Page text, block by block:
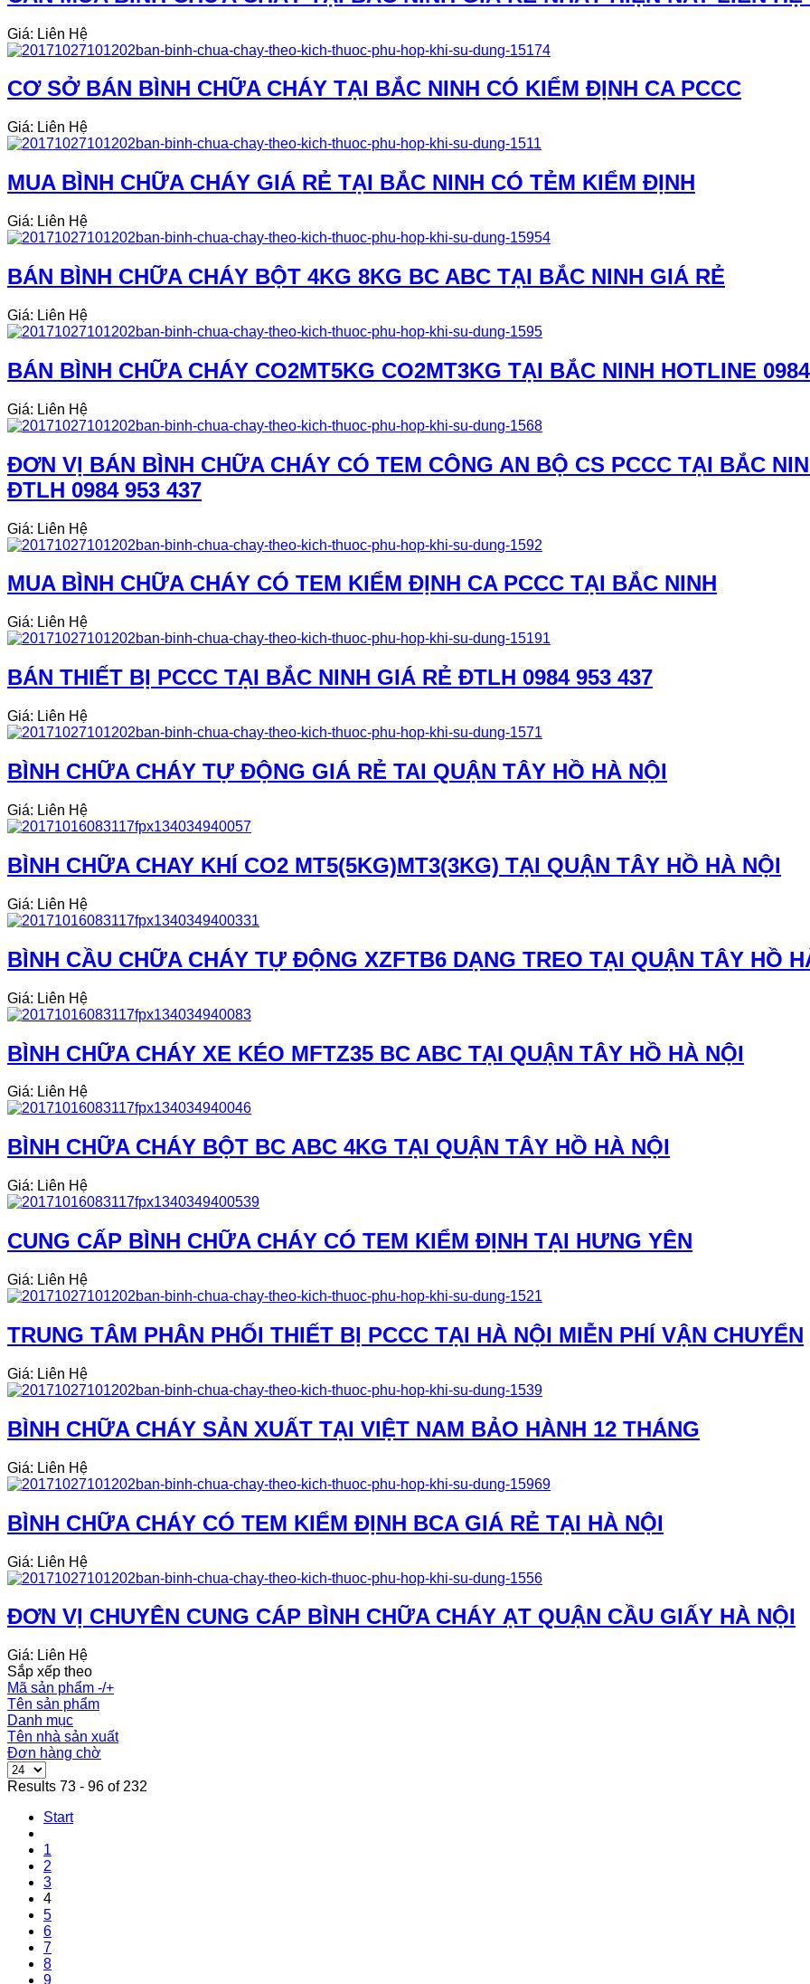
Giá: Liên Hệ
CƠ SỞ BÁN BÌNH CHỮA CHÁY TẠI BẮC NINH CÓ KIỂM ĐỊNH CA PCCC
Giá: Liên Hệ
MUA BÌNH CHỮA CHÁY GIÁ RẺ TẠI BẮC NINH CÓ TẺM KIỂM ĐỊNH
Giá: Liên Hệ
BÁN BÌNH CHỮA CHÁY BỘT 4KG 8KG BC ABC TẠI BẮC NINH GIÁ RẺ
Giá: Liên Hệ
BÁN BÌNH CHỮA CHÁY CO2MT5KG CO2MT3KG TẠI BẮC NINH HOTLINE
Giá: Liên Hệ
ĐƠN VỊ BÁN BÌNH CHỮA CHÁY CÓ TEM CÔNG AN BỘ CS PCCC TẠI BẮC
ĐTLH 0984 953 437
Giá: Liên Hệ
MUA BÌNH CHỮA CHÁY CÓ TEM KIỂM ĐỊNH CA PCCC TẠI BẮC NINH
Giá: Liên Hệ
BÁN THIẾT BỊ PCCC TẠI BẮC NINH GIÁ RẺ ĐTLH 0984 953 437
Giá: Liên Hệ
BÌNH CHỮA CHÁY TỰ ĐỘNG GIÁ RẺ TAI QUẬN TÂY HỒ HÀ NỘI
Giá: Liên Hệ
BÌNH CHỮA CHAY KHÍ CO2 MT5(5KG)MT3(3KG) TẠI QUẬN TÂY HỒ HÀ NỘI
Giá: Liên Hệ
BÌNH CẦU CHỮA CHÁY TỰ ĐỘNG XZFTB6 DẠNG TREO TẠI QUẬN TÂY HỒ
Giá: Liên Hệ
BÌNH CHỮA CHÁY XE KÉO MFTZ35 BC ABC TẠI QUẬN TÂY HỒ HÀ NỘI
Giá: Liên Hệ
BÌNH CHỮA CHÁY BỘT BC ABC 4KG TẠI QUẬN TÂY HỒ HÀ NỘI
Giá: Liên Hệ
CUNG CẤP BÌNH CHỮA CHÁY CÓ TEM KIỂM ĐỊNH TẠI HƯNG YÊN
Giá: Liên Hệ
TRUNG TÂM PHÂN PHỐI THIẾT BỊ PCCC TẠI HÀ NỘI MIỄN PHÍ VẬN CHUYỂN
Giá: Liên Hệ
BÌNH CHỮA CHÁY SẢN XUẤT TẠI VIỆT NAM BẢO HÀNH 12 THÁNG
Giá: Liên Hệ
BÌNH CHỮA CHÁY CÓ TEM KIỂM ĐỊNH BCA GIÁ RẺ TẠI HÀ NỘI
Giá: Liên Hệ
ĐƠN VỊ CHUYÊN CUNG CÁP BÌNH CHỮA CHÁY ẠT QUẬN CẦU GIẤY HÀ NỘI
Giá: Liên Hệ
Sắp xếp theo
Mã sản phẩm -/+
Tên sản phẩm
Danh mục
Tên nhà sản xuất
Đơn hàng chờ
Results 73 - 96 of 232
Start
1
2
3
4
5
6
7
8
9